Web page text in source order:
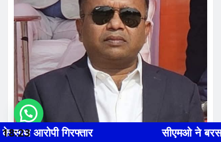
सीएमओ ने बरसठी, भन्नौर व जयगोपालगंज
18:24